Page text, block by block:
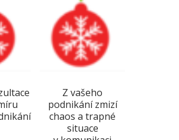
Z vašeho
podnikání zmizí
chaos a trapné
situace